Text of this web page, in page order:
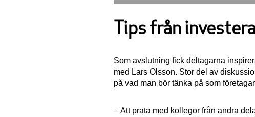
Tips från
Som avslutning fick deltagarna
med Lars Olsson. Stor del av
på vad man bör tänka på som
– Att prata med kollegor från andra